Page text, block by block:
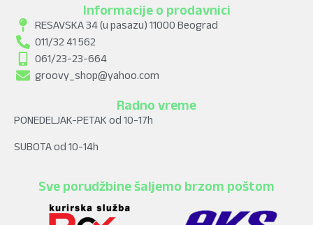
Informacije o prodavnici
RESAVSKA 34 (u pasazu) 11000 Beograd
011/32 41 562
061/23-23-664
groovy_shop@yahoo.com
Radno vreme
PONEDELJAK-PETAK od 10-17h
SUBOTA od 10-14h
Sve porudžbine šaljemo brzom poštom